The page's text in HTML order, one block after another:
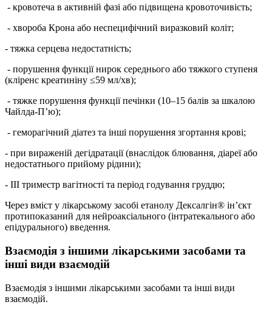
- кровотеча в активній фазі або підвищена кровоточивість;
- хвороба Крона або неспецифічний виразковий коліт;
- тяжка серцева недостатність;
- порушення функції нирок середнього або тяжкого ступеня
(кліренс креатиніну ≤59 мл/хв);
- тяжке порушення функції печінки (10–15 балів за шкалою
Чайлда-П’ю);
- геморагічний діатез та інші порушення згортання крові;
- при вираженій дегідратації (внаслідок блювання, діареї або
недостатнього прийому рідини);
- ІІІ триместр вагітності та період годування груддю;
Через вміст у лікарському засобі етанолу Дексалгін® ін’єкт
протипоказаний для нейроаксіального (інтратекального або
епідурального) введення.
Взаємодія з іншими лікарськими засобами та
інші види взаємодій
Взаємодія з іншими лікарськими засобами та інші види
взаємодій.